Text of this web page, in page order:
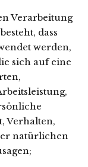
Verarbeitung
dass
werden,
sich auf eine
Verhalten,
natürlichen